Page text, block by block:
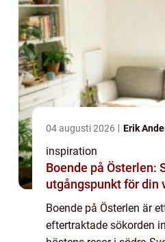
04 augusti 2026 Erik
inspiration
Boende på Österlen:
utgångspunkt för din
Boende på Österlen är
eftertraktade sökorden